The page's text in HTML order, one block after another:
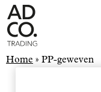
Home » PP-geweven